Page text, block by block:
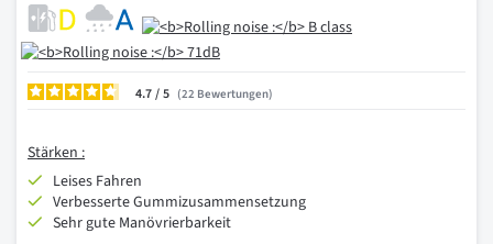
4.7/ 22 Bewertungen
Stärken :
Leises Fahren
Verbesserte Gummizusammensetzung
Sehr gute Manövrierbarkeit